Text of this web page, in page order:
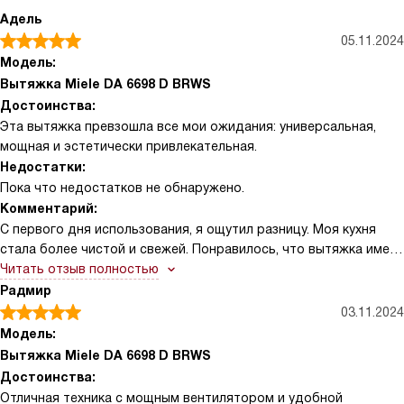
Адель
05.11.2024
Модель:
Вытяжка Miele DA 6698 D BRWS
Достоинства:
Эта вытяжка превзошла все мои ожидания: универсальная,
мощная и эстетически привлекательная.
Недостатки:
Пока что недостатков не обнаружено.
Комментарий:
С первого дня использования, я ощутил разницу. Моя кухня
стала более чистой и свежей. Понравилось, что вытяжка имеет
несколько уровней мощности, что позволяет мне выбрать
подходящий режим в зависимости от того, что я готовлю.
Наиболее полезной оказалась интенсивная ступень мощности,
которую я использую, когда готовлю что-то особенно
ароматное или жирное.
снимаются и моются в посудомоечной машине, что экономит
Читать отзыв полностью
Радмир
03.11.2024
Модель:
Вытяжка Miele DA 6698 D BRWS
Достоинства:
Отличная техника с мощным вентилятором и удобной